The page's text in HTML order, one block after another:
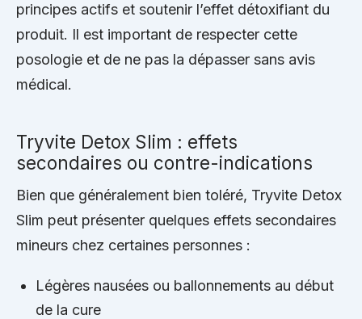
principes actifs et soutenir l’effet détoxifiant du
produit. Il est important de respecter cette
posologie et de ne pas la dépasser sans avis
médical.
Tryvite Detox Slim : effets
secondaires ou contre-indications
Bien que généralement bien toléré, Tryvite Detox
Slim peut présenter quelques effets secondaires
mineurs chez certaines personnes :
Légères nausées ou ballonnements au début
de la cure